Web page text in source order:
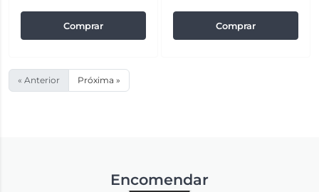
Comprar Comprar
« Anterior Próxima »
Encomendar